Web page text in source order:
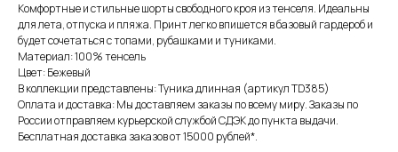
Комфортные и стильные шорты свободного кроя из тенселя. Идеальны
для лета, отпуска и пляжа. Принт легко впишется в базовый гардероб и
будет сочетаться с топами, рубашками и туниками.
Материал: 100% тенсель
Цвет: Бежевый
В коллекции представлены: Туника длинная (артикул TD385)
Оплата и доставка: Мы доставляем заказы по всему миру. Заказы по
России отправляем курьерской службой СДЭК до пункта выдачи.
Бесплатная доставка заказов от 15000 рублей*.